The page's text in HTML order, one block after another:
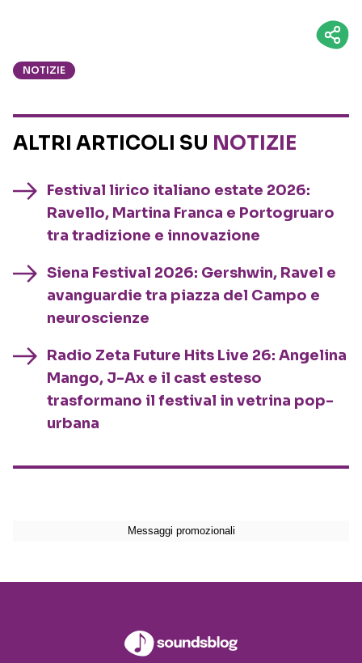
NOTIZIE
ALTRI ARTICOLI SU NOTIZIE
Festival lirico italiano estate 2026:
Ravello, Martina Franca e Portogruaro
tra tradizione e innovazione
Siena Festival 2026: Gershwin, Ravel e
avanguardie tra piazza del Campo e
neuroscienze
Radio Zeta Future Hits Live 26: Angelina
Mango, J-Ax e il cast esteso
trasformano il festival in vetrina pop-
urbana